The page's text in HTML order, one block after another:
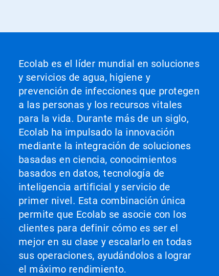
Ecolab es el líder mundial en soluciones
y servicios de agua, higiene y
prevención de infecciones que protegen
a las personas y los recursos vitales
para la vida. Durante más de un siglo,
Ecolab ha impulsado la innovación
mediante la integración de soluciones
basadas en ciencia, conocimientos
basados en datos, tecnología de
inteligencia artificial y servicio de
primer nivel. Esta combinación única
permite que Ecolab se asocie con los
clientes para definir cómo es ser el
mejor en su clase y escalarlo en todas
sus operaciones, ayudándolos a lograr
el máximo rendimiento.